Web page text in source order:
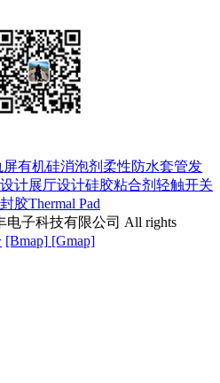
屏有机硅消泡剂 柔性防水套管发
计展厅设计硅胶粘合剂 轻触开关
胶Thermal Pad
电子科技有限公司 All rights
[Bmap] [Gmap]